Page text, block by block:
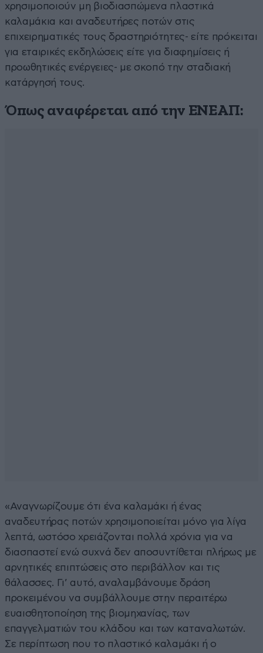
χρησιμοποιούν μη βιοδιασπώμενα πλαστικά
καλαμάκια και αναδευτήρες ποτών στις
επιχειρηματικές τους δραστηριότητες- είτε πρόκειται
για εταιρικές εκδηλώσεις είτε για διαφημίσεις ή
προωθητικές ενέργειες- με σκοπό την σταδιακή
κατάργησή τους.
Όπως αναφέρεται από την ΕΝΕΑΠ:
«Αναγνωρίζουμε ότι ένα καλαμάκι ή ένας
αναδευτήρας ποτών χρησιμοποιείται μόνο για λίγα
λεπτά, ωστόσο χρειάζονται πολλά χρόνια για να
διασπαστεί ενώ συχνά δεν αποσυντίθεται πλήρως με
αρνητικές επιπτώσεις στο περιβάλλον και τις
θάλασσες. Γι’ αυτό, αναλαμβάνουμε δράση
προκειμένου να συμβάλλουμε στην περαιτέρω
ευαισθητοποίηση της βιομηχανίας, των
επαγγελματιών του κλάδου και των καταναλωτών.
Σε περίπτωση που το πλαστικό καλαμάκι ή ο